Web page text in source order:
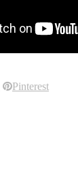
Pinterest